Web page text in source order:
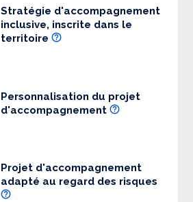
Stratégie d'accompagnement
inclusive, inscrite dans le
territoire
Personnalisation du projet
d'accompagnement
Projet d'accompagnement
adapté au regard des risques